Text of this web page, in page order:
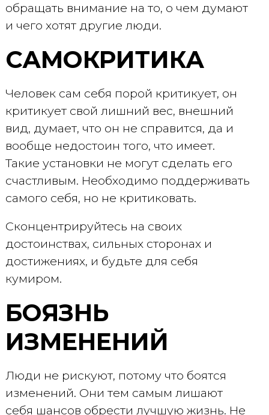
обращать внимание на то, о чем думают
и чего хотят другие люди.
САМОКРИТИКА
Человек сам себя порой критикует, он
критикует свой лишний вес, внешний
вид, думает, что он не справится, да и
вообще недостоин того, что имеет.
Такие установки не могут сделать его
счастливым. Необходимо поддерживать
самого себя, но не критиковать.
Сконцентрируйтесь на своих
достоинствах, сильных сторонах и
достижениях, и будьте для себя
кумиром.
БОЯЗНЬ
ИЗМЕНЕНИЙ
Люди не рискуют, потому что боятся
изменений. Они тем самым лишают
себя шансов обрести лучшую жизнь. Не